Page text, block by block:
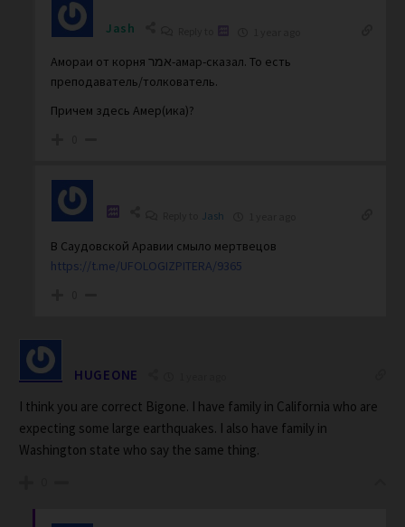
Jash
Амораи от корня אמר-амар-сказал. То есть
преподаватель/толкователь.
Причем здесь Амер(ика)?
Jash
В Саудовской Аравии смыло мертвецов
https://t.me/UFOLOGIZPITERA/9365
HUGEONE
I think you are correct Bigone. I have family in California who are
expecting some large earthquakes. I also have family in
Washington state who say the same thing.